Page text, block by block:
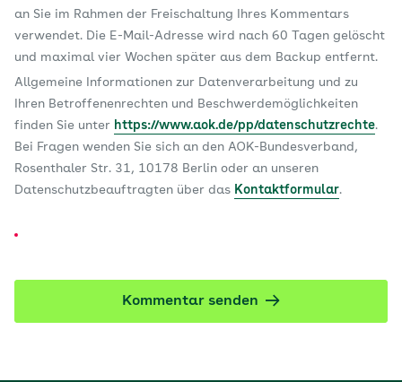
an Sie im Rahmen der Freischaltung Ihres Kommentars
verwendet. Die E-Mail-Adresse wird nach 60 Tagen gelöscht
und maximal vier Wochen später aus dem Backup entfernt.
Allgemeine Informationen zur Datenverarbeitung und zu
Ihren Betroffenenrechten und Beschwerdemöglichkeiten
finden Sie unter https://www.aok.de/pp/datenschutzrechte.
Bei Fragen wenden Sie sich an den AOK-Bundesverband,
Rosenthaler Str. 31, 10178 Berlin oder an unseren
Datenschutzbeauftragten über das Kontaktformular.
Kommentar senden